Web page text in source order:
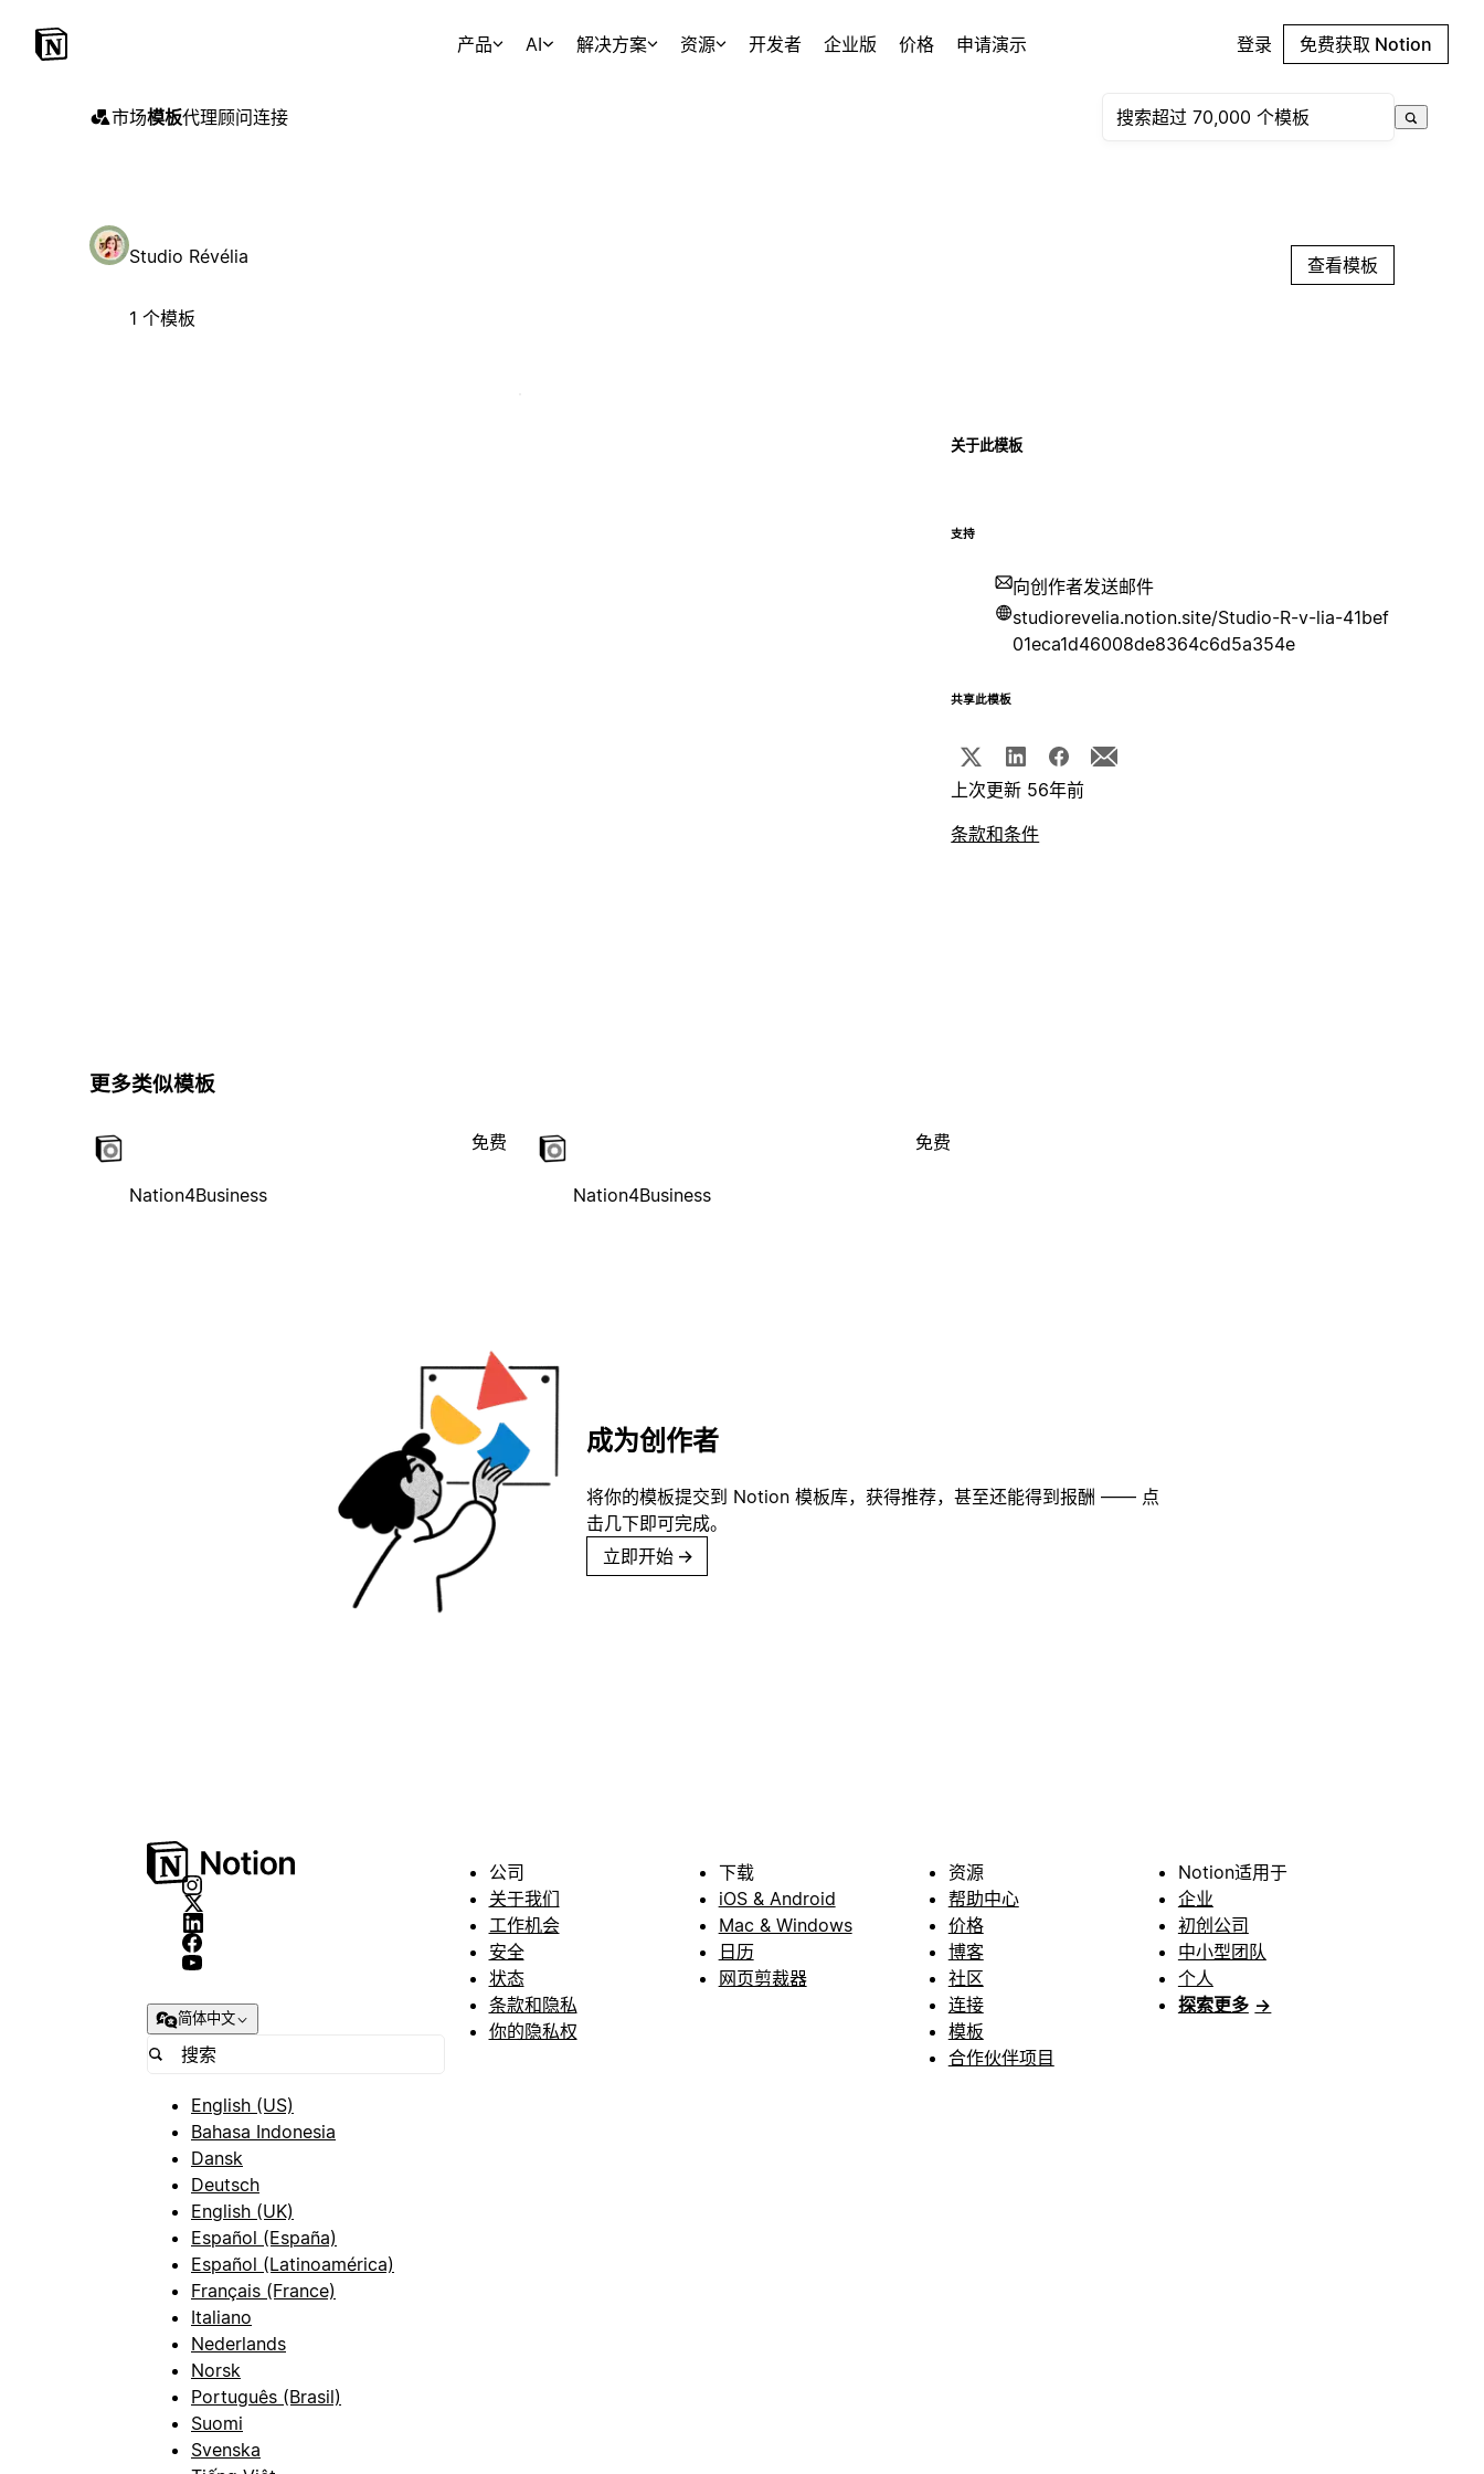
产品 AI 解决方案 资源 开发者 企业版 价格 申请演示 登录 免费获取 Notion
市场模板代理顾问连接
Studio Révélia
1 个模板
查看模板
关于此模板
支持
向创作者发送邮件
studiorevelia.notion.site/Studio-R-v-lia-41bef
01eca1d46008de8364c6d5a354e
共享此模板
上次更新 56年前
条款和条件
更多类似模板
Nation4Business
免费
Nation4Business
免费
成为创作者
将你的模板提交到 Notion 模板库，获得推荐，甚至还能得到报酬 —— 点
击几下即可完成。
立即开始 →
简体中文
English (US)
Bahasa Indonesia
Dansk
Deutsch
English (UK)
Español (España)
Español (Latinoamérica)
Français (France)
Italiano
Nederlands
Norsk
Português (Brasil)
Suomi
Svenska
公司
关于我们
工作机会
安全
状态
条款和隐私
你的隐私权
下载
iOS & Android
Mac & Windows
日历
网页剪裁器
资源
帮助中心
价格
博客
社区
连接
模板
合作伙伴项目
Notion适用于
企业
初创公司
中小型团队
个人
探索更多 →